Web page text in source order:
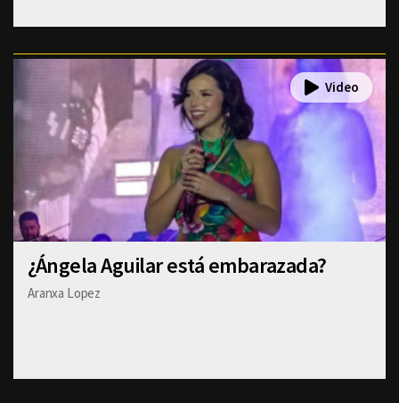
¿Ángela Aguilar está embarazada?
Aranxa Lopez